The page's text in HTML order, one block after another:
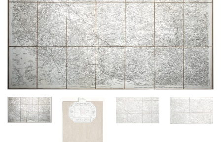
wishlist